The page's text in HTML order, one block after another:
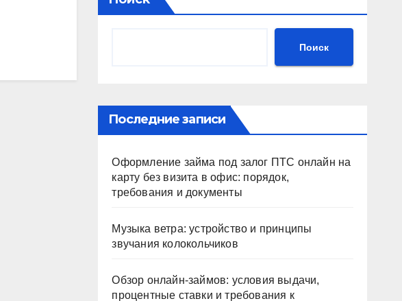
Поиск
Последние записи
Оформление займа под залог ПТС онлайн на
карту без визита в офис: порядок,
требования и документы
Музыка ветра: устройство и принципы
звучания колокольчиков
Обзор онлайн-займов: условия выдачи,
процентные ставки и требования к